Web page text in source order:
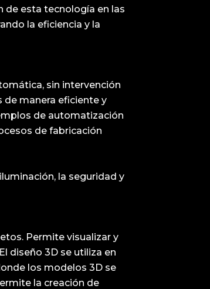
de esta tecnología en las
la eficiencia y la
sin intervención
de manera eficiente y
de automatización
de fabricación
la seguridad y
Permite visualizar y
diseño 3D se utiliza en
los modelos 3D se
la creación de